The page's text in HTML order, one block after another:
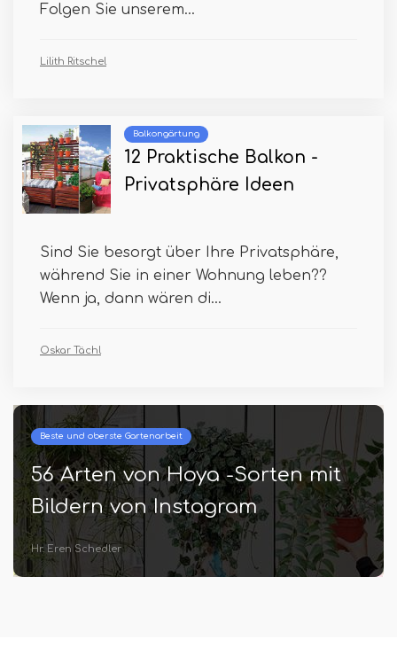
Folgen Sie unserem...
Lilith Ritschel
Balkongärtung
12 Praktische Balkon -
Privatsphäre Ideen
Sind Sie besorgt über Ihre Privatsphäre,
während Sie in einer Wohnung leben??
Wenn ja, dann wären di...
Oskar Tächl
Beste und oberste Gartenarbeit
56 Arten von Hoya -Sorten mit
Bildern von Instagram
Hr. Eren Schedler